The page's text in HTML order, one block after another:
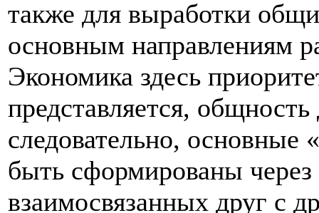
также для выработки
основным направлениям
Экономика здесь
представляется,
следовательно,
быть сформированы
взаимосвязанных друг с